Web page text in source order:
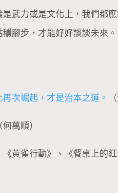
武力或是文化上，我們都
腳步，才能好好談談未來。
次崛起，才是治本之道。
何萬順）
黃雀行動》、《餐桌上的紅